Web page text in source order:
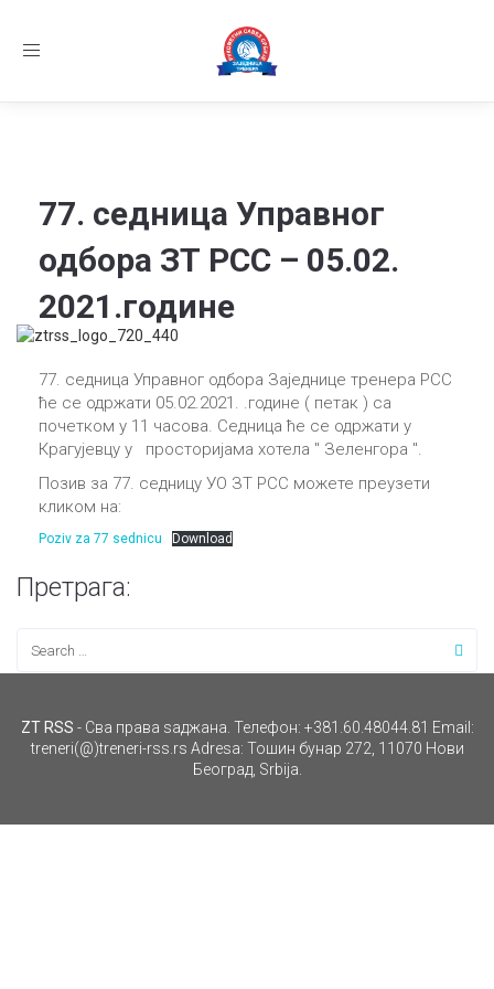
Toggle
treneri(@)treneri-rss.rs
бунар 272, 11070 Нови Београд, Srbija.
Семинар за тренере млађих узрасних
77. седница Управног
одбора ЗТ РСС – 05.02.
2021.године
77. седница Управног одбора Заједнице тренера РСС
ће се одржати 05.02.2021. .године ( петак ) са
почетком у 11 часова. Седница ће се одржати у
Крагујевцу у просторијама хотела " Зеленгора ".
Позив за 77. седницу УО ЗТ РСС можете преузети
кликом на:
Poziv za 77 sednicu Download
Претрага:
ZT RSS - Сва права ѕаджана. Телефон: +381.60.48044.81 Email:
treneri(@)treneri-rss.rs Adresa: Тошин бунар 272, 11070 Нови
Београд, Srbija.